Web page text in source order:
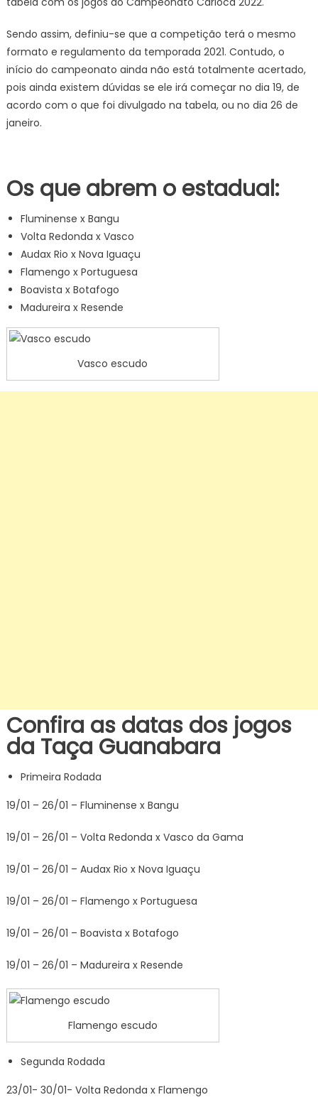
Sendo assim, definiu-se que a competição terá o mesmo
formato e regulamento da temporada 2021. Contudo, o
início do campeonato ainda não está totalmente acertado,
pois ainda existem dúvidas se ele irá começar no dia 19, de
acordo com o que foi divulgado na tabela, ou no dia 26 de
janeiro.
Os que abrem o estadual:
Fluminense x Bangu
Volta Redonda x Vasco
Audax Rio x Nova Iguaçu
Flamengo x Portuguesa
Boavista x Botafogo
Madureira x Resende
Vasco escudo
Confira as datas dos jogos
da Taça Guanabara
Primeira Rodada
19/01 – 26/01 – Fluminense x Bangu
19/01 – 26/01 – Volta Redonda x Vasco da Gama
19/01 – 26/01 – Audax Rio x Nova Iguaçu
19/01 – 26/01 – Flamengo x Portuguesa
19/01 – 26/01 – Boavista x Botafogo
19/01 – 26/01 – Madureira x Resende
Flamengo escudo
Segunda Rodada
23/01- 30/01- Volta Redonda x Flamengo